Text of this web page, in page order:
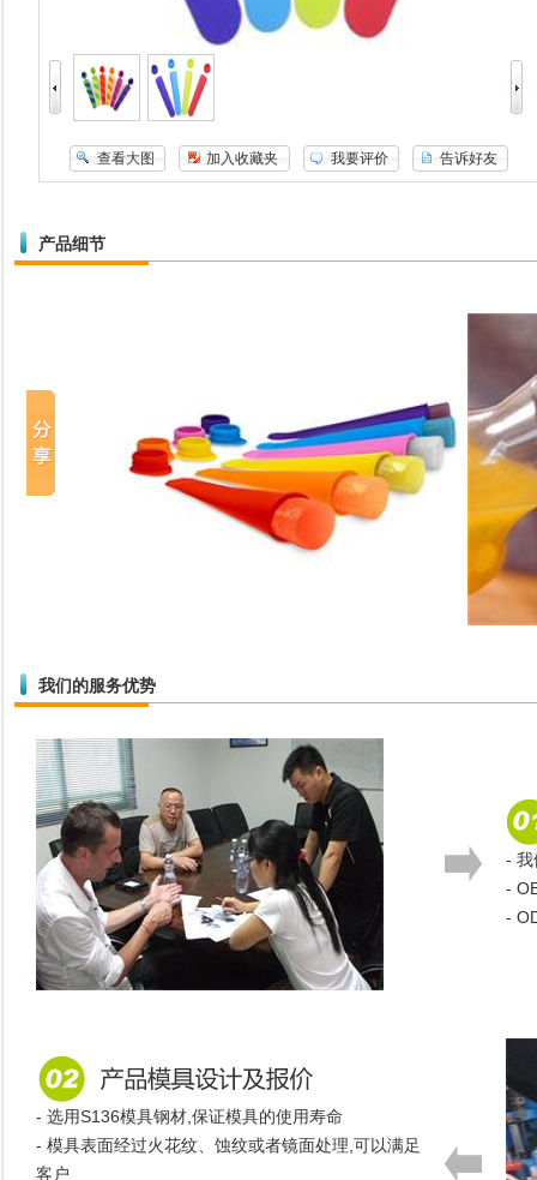
查看大图 加入收藏夹 我要评价 告诉好友
产品细节
我们的服务优势
- 我
-
-
- 选用S136模具钢材,保证模具的使用寿命
- 模具表面经过火花纹、蚀纹或者镜面处理,可以满足
客户